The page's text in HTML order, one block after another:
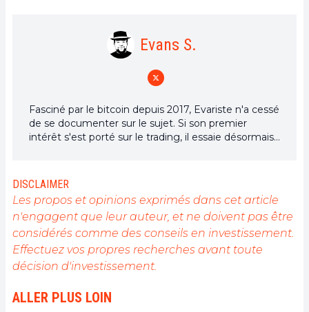
Evans S.
Fasciné par le bitcoin depuis 2017, Evariste n'a cessé
de se documenter sur le sujet. Si son premier
intérêt s'est porté sur le trading, il essaie désormais
rédacteur, il aspire à fournir en permanence un
travail de haute qualité qui reflète l'état du secteur
dans son ensemble.
DISCLAIMER
Les propos et opinions exprimés dans cet article
n'engagent que leur auteur, et ne doivent pas être
considérés comme des conseils en investissement.
Effectuez vos propres recherches avant toute
décision d'investissement.
ALLER PLUS LOIN